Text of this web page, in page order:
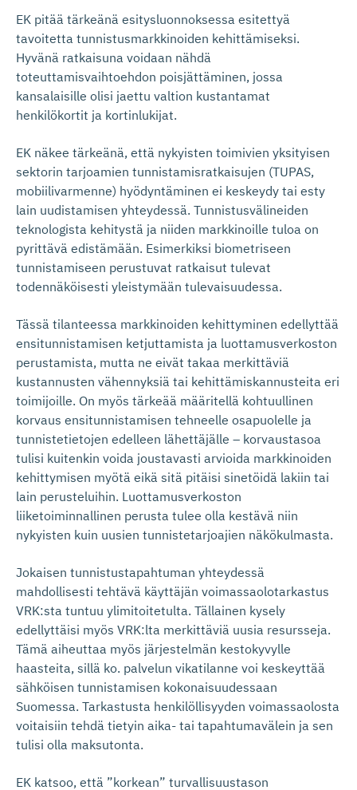
EK pitää tärkeänä esitysluonnoksessa esitettyä
tavoitetta tunnistusmarkkinoiden kehittämiseksi.
Hyvänä ratkaisuna voidaan nähdä
toteuttamisvaihtoehdon poisjättäminen, jossa
kansalaisille olisi jaettu valtion kustantamat
henkilökortit ja kortinlukijat.
EK näkee tärkeänä, että nykyisten toimivien yksityisen
sektorin tarjoamien tunnistamisratkaisujen (TUPAS,
mobiilivarmenne) hyödyntäminen ei keskeydy tai esty
lain uudistamisen yhteydessä. Tunnistusvälineiden
teknologista kehitystä ja niiden markkinoille tuloa on
pyrittävä edistämään. Esimerkiksi biometriseen
tunnistamiseen perustuvat ratkaisut tulevat
todennäköisesti yleistymään tulevaisuudessa.
Tässä tilanteessa markkinoiden kehittyminen edellyttää
ensitunnistamisen ketjuttamista ja luottamusverkoston
perustamista, mutta ne eivät takaa merkittäviä
kustannusten vähennyksiä tai kehittämiskannusteita eri
toimijoille. On myös tärkeää määritellä kohtuullinen
korvaus ensitunnistamisen tehneelle osapuolelle ja
tunnistetietojen edelleen lähettäjälle – korvaustasoa
tulisi kuitenkin voida joustavasti arvioida markkinoiden
kehittymisen myötä eikä sitä pitäisi sinetöidä lakiin tai
lain perusteluihin. Luottamusverkoston
liiketoiminnallinen perusta tulee olla kestävä niin
nykyisten kuin uusien tunnistetarjoajien näkökulmasta.
Jokaisen tunnistustapahtuman yhteydessä
mahdollisesti tehtävä käyttäjän voimassaolotarkastus
VRK:sta tuntuu ylimitoitetulta. Tällainen kysely
edellyttäisi myös VRK:lta merkittäviä uusia resursseja.
Tämä aiheuttaa myös järjestelmän kestokyvylle
haasteita, sillä ko. palvelun vikatilanne voi keskeyttää
sähköisen tunnistamisen kokonaisuudessaan
Suomessa. Tarkastusta henkilöllisyyden voimassaolosta
voitaisiin tehdä tietyin aika- tai tapahtumavälein ja sen
tulisi olla maksutonta.
EK katsoo, että ”korkean” turvallisuustason